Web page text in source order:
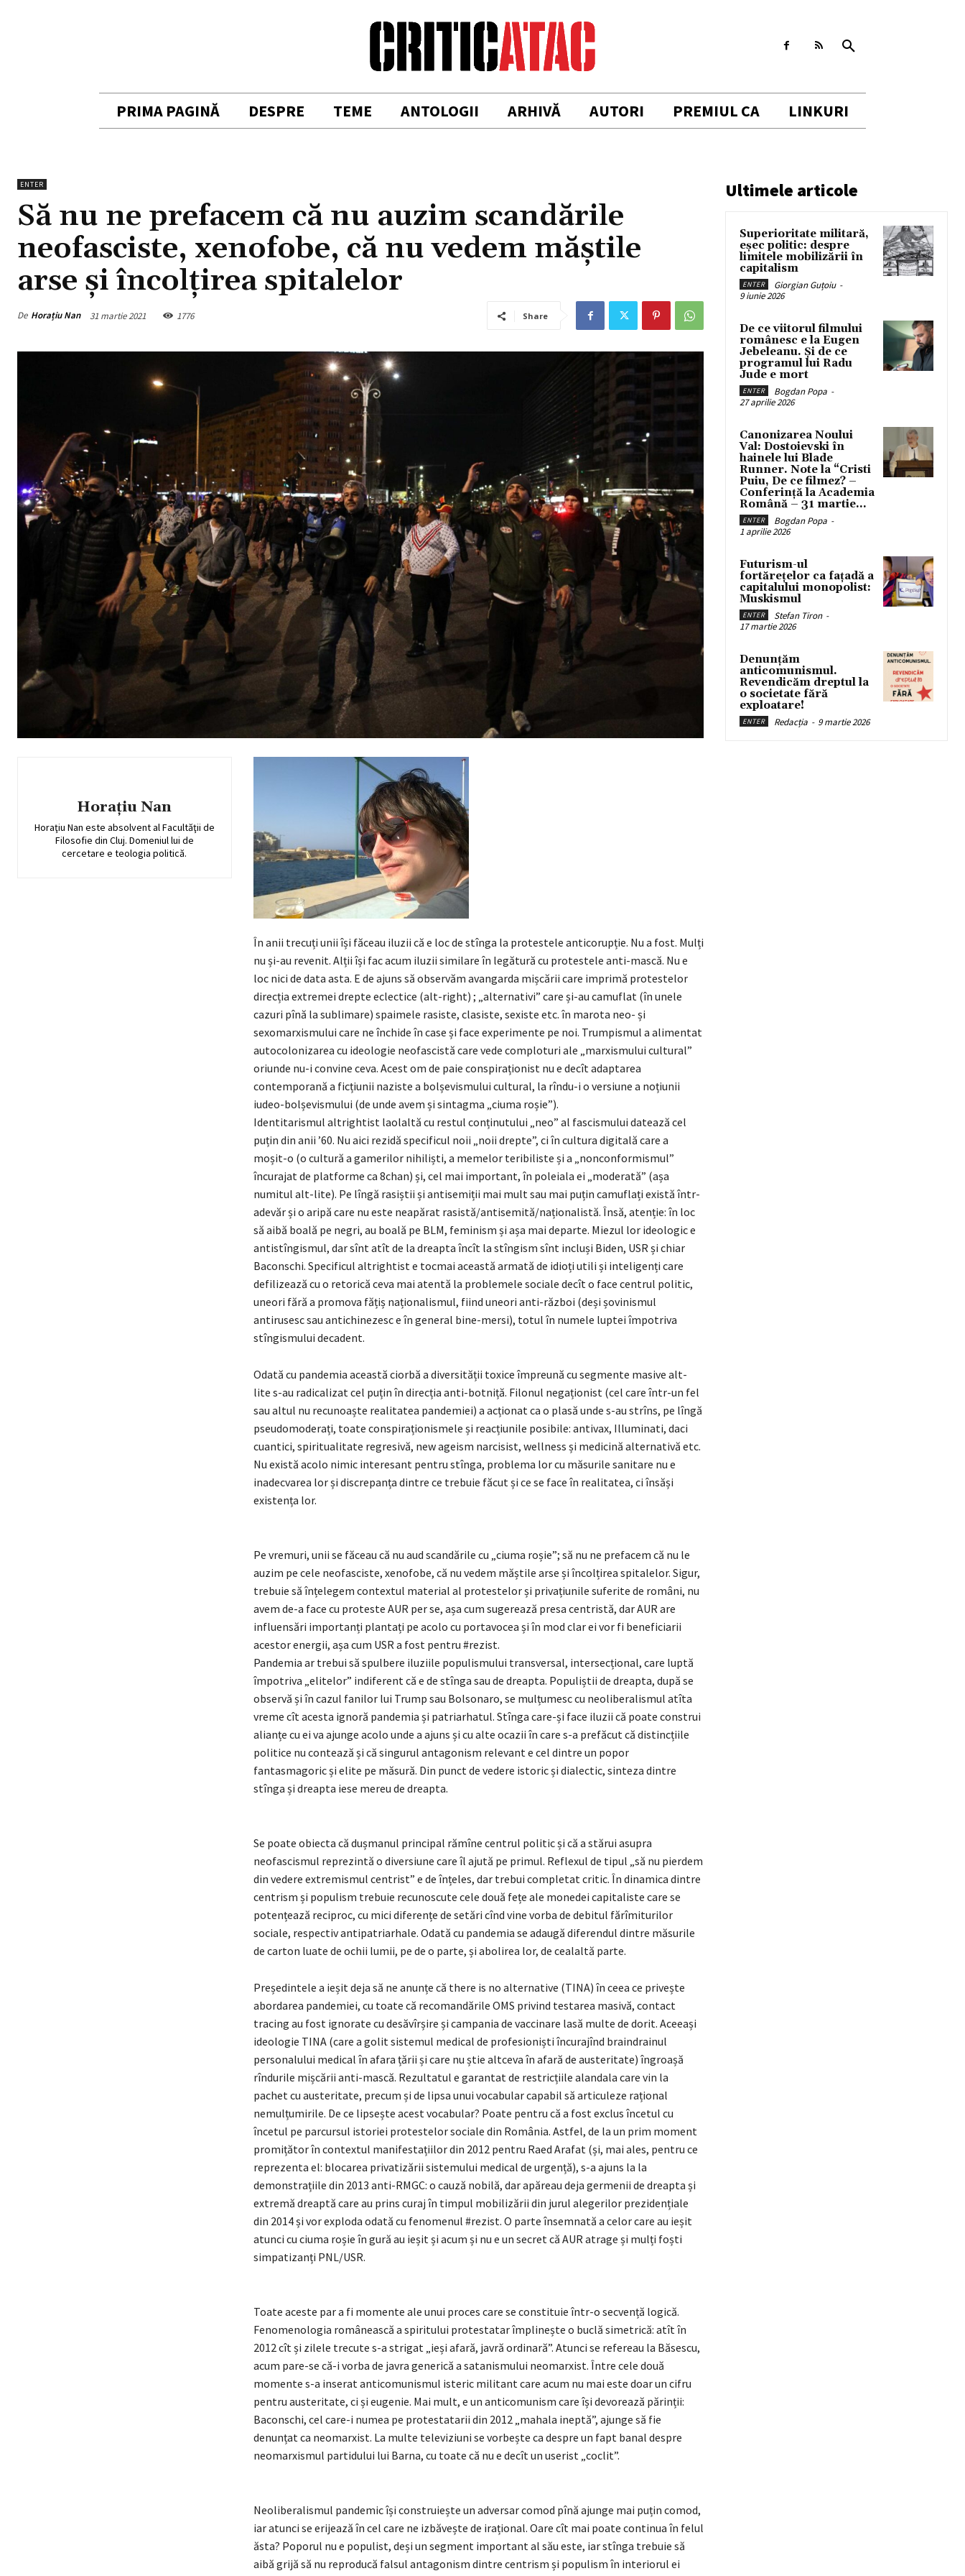
PRIMA PAGINĂ DESPRE TEME ANTOLOGII ARHIVĂ AUTORI PREMIUL CA LINKURI
ENTER
Să nu ne prefacem că nu auzim scandările
neofasciste, xenofobe, că nu vedem măștile
arse și încolțirea spitalelor
De Horațiu Nan 31 martie 2021 1776 Share
Horațiu Nan
Horaţiu Nan este absolvent al Facultăţii de
Filosofie din Cluj. Domeniul lui de
cercetare e teologia politică.
În anii trecuți unii își făceau iluzii că e loc de stînga la protestele anticorupție. Nu a fost. Mulți
nu și-au revenit. Alții își fac acum iluzii similare în legătură cu protestele anti-mască. Nu e
loc nici de data asta. E de ajuns să observăm avangarda mișcării care imprimă protestelor
direcția extremei drepte eclectice (alt-right) ; „alternativi” care și-au camuflat (în unele
cazuri pînă la sublimare) spaimele rasiste, clasiste, sexiste etc. în marota neo- și
sexomarxismului care ne închide în case și face experimente pe noi. Trumpismul a alimentat
autocolonizarea cu ideologie neofascistă care vede comploturi ale „marxismului cultural”
oriunde nu-i convine ceva. Acest om de paie conspiraționist nu e decît adaptarea
contemporană a ficțiunii naziste a bolșevismului cultural, la rîndu-i o versiune a noțiunii
iudeo-bolșevismului (de unde avem și sintagma „ciuma roșie”).
Identitarismul altrightist laolaltă cu restul conținutului „neo” al fascismului datează cel
puțin din anii ’60. Nu aici rezidă specificul noii „noii drepte”, ci în cultura digitală care a
moșit-o (o cultură a gamerilor nihiliști, a memelor teribiliste și a „nonconformismul”
încurajat de platforme ca 8chan) și, cel mai important, în poleiala ei „moderată” (așa
numitul alt-lite). Pe lîngă rasiștii și antisemiții mai mult sau mai puțin camuflați există într-
adevăr și o aripă care nu este neapărat rasistă/antisemită/naționalistă. Însă, atenție: în loc
să aibă boală pe negri, au boală pe BLM, feminism și așa mai departe. Miezul lor ideologic e
antistîngismul, dar sînt atît de la dreapta încît la stîngism sînt incluși Biden, USR și chiar
Baconschi. Specificul altrightist e tocmai această armată de idioți utili și inteligenți care
defilizează cu o retorică ceva mai atentă la problemele sociale decît o face centrul politic,
uneori fără a promova fățiș naționalismul, fiind uneori anti-război (deși șovinismul
antirusesc sau antichinezesc e în general bine-mersi), totul în numele luptei împotriva
stîngismului decadent.
Odată cu pandemia această ciorbă a diversității toxice împreună cu segmente masive alt-
lite s-au radicalizat cel puțin în direcția anti-botniță. Filonul negaționist (cel care într-un fel
sau altul nu recunoaște realitatea pandemiei) a acționat ca o plasă unde s-au strîns, pe lîngă
pseudomoderați, toate conspiraționismele și reacțiunile posibile: antivax, Illuminati, daci
cuantici, spiritualitate regresivă, new ageism narcisist, wellness și medicină alternativă etc.
Nu există acolo nimic interesant pentru stînga, problema lor cu măsurile sanitare nu e
inadecvarea lor și discrepanța dintre ce trebuie făcut și ce se face în realitatea, ci însăși
existența lor.
Pe vremuri, unii se făceau că nu aud scandările cu „ciuma roșie”; să nu ne prefacem că nu le
auzim pe cele neofasciste, xenofobe, că nu vedem măștile arse și încolțirea spitalelor. Sigur,
trebuie să înțelegem contextul material al protestelor și privațiunile suferite de români, nu
avem de-a face cu proteste AUR per se, așa cum sugerează presa centristă, dar AUR are
influensări importanți plantați pe acolo cu portavocea și în mod clar ei vor fi beneficiarii
acestor energii, așa cum USR a fost pentru #rezist.
Pandemia ar trebui să spulbere iluziile populismului transversal, intersecțional, care luptă
împotriva „elitelor” indiferent că e de stînga sau de dreapta. Populiștii de dreapta, după se
observă și în cazul fanilor lui Trump sau Bolsonaro, se mulțumesc cu neoliberalismul atîta
vreme cît acesta ignoră pandemia și patriarhatul. Stînga care-și face iluzii că poate construi
alianțe cu ei va ajunge acolo unde a ajuns și cu alte ocazii în care s-a prefăcut că distincțiile
politice nu contează și că singurul antagonism relevant e cel dintre un popor
fantasmagoric și elite pe măsură. Din punct de vedere istoric și dialectic, sinteza dintre
stînga și dreapta iese mereu de dreapta.
Se poate obiecta că dușmanul principal rămîne centrul politic și că a stărui asupra
neofascismul reprezintă o diversiune care îl ajută pe primul. Reflexul de tipul „să nu pierdem
din vedere extremismul centrist” e de înțeles, dar trebui completat critic. În dinamica dintre
centrism și populism trebuie recunoscute cele două fețe ale monedei capitaliste care se
potențează reciproc, cu mici diferențe de setări cînd vine vorba de debitul fărîmiturilor
sociale, respectiv antipatriarhale. Odată cu pandemia se adaugă diferendul dintre măsurile
de carton luate de ochii lumii, pe de o parte, și abolirea lor, de cealaltă parte.
Președintele a ieșit deja să ne anunțe că there is no alternative (TINA) în ceea ce privește
abordarea pandemiei, cu toate că recomandările OMS privind testarea masivă, contact
tracing au fost ignorate cu desăvîrșire și campania de vaccinare lasă multe de dorit. Aceeași
ideologie TINA (care a golit sistemul medical de profesioniști încurajînd braindrainul
personalului medical în afara țării și care nu știe altceva în afară de austeritate) îngroașă
rîndurile mișcării anti-mască. Rezultatul e garantat de restricțiile alandala care vin la
pachet cu austeritate, precum și de lipsa unui vocabular capabil să articuleze rațional
nemulțumirile. De ce lipsește acest vocabular? Poate pentru că a fost exclus încetul cu
încetul pe parcursul istoriei protestelor sociale din România. Astfel, de la un prim moment
promițător în contextul manifestațiilor din 2012 pentru Raed Arafat (și, mai ales, pentru ce
reprezenta el: blocarea privatizării sistemului medical de urgență), s-a ajuns la la
demonstrațiile din 2013 anti-RMGC: o cauză nobilă, dar apăreau deja germenii de dreapta și
extremă dreaptă care au prins curaj în timpul mobilizării din jurul alegerilor prezidențiale
din 2014 și vor exploda odată cu fenomenul #rezist. O parte însemnată a celor care au ieșit
atunci cu ciuma roșie în gură au ieșit și acum și nu e un secret că AUR atrage și mulți foști
simpatizanți PNL/USR.
Toate aceste par a fi momente ale unui proces care se constituie într-o secvență logică.
Fenomenologia românească a spiritului protestatar împlinește o buclă simetrică: atît în
2012 cît și zilele trecute s-a strigat „ieși afară, javră ordinară”. Atunci se refereau la Băsescu,
acum pare-se că-i vorba de javra generică a satanismului neomarxist. Între cele două
momente s-a inserat anticomunismul isteric militant care acum nu mai este doar un cifru
pentru austeritate, ci și eugenie. Mai mult, e un anticomunism care își devorează părinții:
Baconschi, cel care-i numea pe protestatarii din 2012 „mahala ineptă”, ajunge să fie
denunțat ca neomarxist. La multe televiziuni se vorbește ca despre un fapt banal despre
neomarxismul partidului lui Barna, cu toate că nu e decît un userist „coclit”.
Neoliberalismul pandemic își construiește un adversar comod pînă ajunge mai puțin comod,
iar atunci se erijează în cel care ne izbăvește de irațional. Oare cît mai poate continua în felul
ăsta? Poporul nu e populist, deși un segment important al său este, iar stînga trebuie să
aibă grijă să nu reproducă falsul antagonism dintre centrism și populism în interiorul ei
Ultimele articole
Superioritate militară,
eșec politic: despre
limitele mobilizării în
capitalism
ENTER Giorgian Guțoiu -
9 iunie 2026
De ce viitorul filmului
românesc e la Eugen
Jebeleanu. Și de ce
programul lui Radu
Jude e mort
ENTER Bogdan Popa -
27 aprilie 2026
Canonizarea Noului
Val: Dostoievski în
hainele lui Blade
Runner. Note la “Cristi
Puiu, De ce filmez? –
Conferință la Academia
Română – 31 martie...
ENTER Bogdan Popa -
1 aprilie 2026
Futurism-ul
fortărețelor ca fațadă a
capitalului monopolist:
Muskismul
ENTER Stefan Tiron -
17 martie 2026
Denunțăm
anticomunismul.
Revendicăm dreptul la
o societate fără
exploatare!
ENTER Redacția - 9 martie 2026